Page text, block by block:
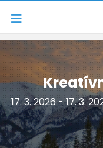
Navigácia
17. 3. 2026 - 17. 3.